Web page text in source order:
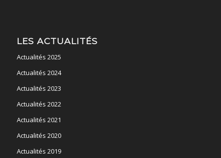
LES ACTUALITÉS
Actualités 2025
Actualités 2024
Actualités 2023
Actualités 2022
Actualités 2021
Actualités 2020
Actualités 2019